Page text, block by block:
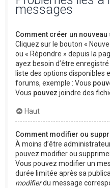
messages
Comment créer un
Cliquez sur le bouton «
ou « Répondre » depuis la
ayez besoin d’être
liste des options disponibles
forums, exemple : Vous
Vous pouvez joindre des
Haut
Comment modifier ou
À moins d’être
pouvez modifier ou
Vous pouvez modifier un
durée limitée après sa
modifierdu message